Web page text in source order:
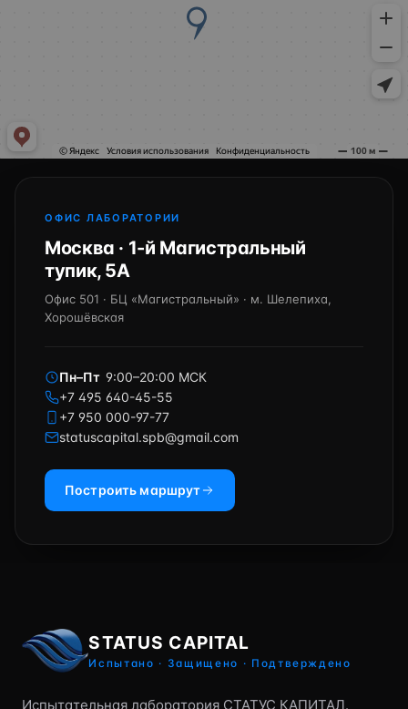
ОФИС ЛАБОРАТОРИИ
Москва · 1-й Магистральный
тупик, 5А
Офис 501 · БЦ «Магистральный» · м. Шелепиха,
Хорошёвская
Пн–Пт 9:00–20:00 МСК
+7 495 640-45-55
+7 950 000-97-77
statuscapital.spb@gmail.com
Построить маршрут
STATUS CAPITAL
Испытано · Защищено · Подтверждено
Испытательная лаборатория СТАТУС КАПИТАЛ.